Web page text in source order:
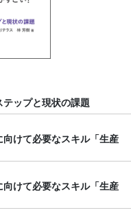
テップと現状の課題
向けて必要なスキル「生産
向けて必要なスキル「生産